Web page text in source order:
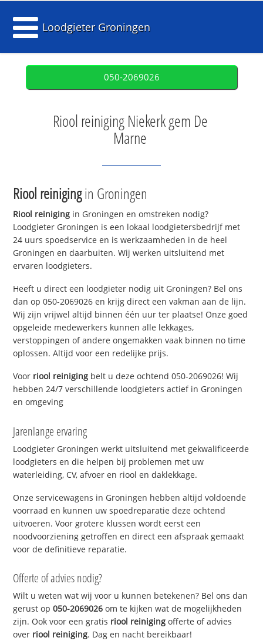
Loodgieter Groningen
050-2069026
Riool reiniging Niekerk gem De
Marne
Riool reinigingin Groningen
Riool reiniging in Groningen en omstreken nodig?
Loodgieter Groningen is een lokaal loodgietersbedrijf met
24 uurs spoedservice en is werkzaamheden in de heel
Groningen en daarbuiten. Wij werken uitsluitend met
ervaren loodgieters.
Heeft u direct een loodgieter nodig uit Groningen? Bel ons
dan op 050-2069026 en krijg direct een vakman aan de lijn.
Wij zijn vrijwel altijd binnen één uur ter plaatse! Onze goed
opgeleide medewerkers kunnen alle lekkages,
verstoppingen of andere ongemakken vaak binnen no time
oplossen. Altijd voor een redelijke prijs.
Voor riool reiniging belt u deze ochtend 050-2069026! Wij
hebben 24/7 verschillende loodgieters actief in Groningen
en omgeving
Jarenlange ervaring
Loodgieter Groningen werkt uitsluitend met gekwalificeerde
loodgieters en die helpen bij problemen met uw
waterleiding, CV, afvoer en riool en daklekkage.
Onze servicewagens in Groningen hebben altijd voldoende
voorraad en kunnen uw spoedreparatie deze ochtend
uitvoeren. Voor grotere klussen wordt eerst een
noodvoorziening getroffen en direct een afspraak gemaakt
voor de definitieve reparatie.
Offerte of advies nodig?
Wilt u weten wat wij voor u kunnen betekenen? Bel ons dan
gerust op050-2069026 om te kijken wat de mogelijkheden
zijn. Ook voor een gratis riool reiniging offerte of advies
over riool reiniging. Dag en nacht bereikbaar!